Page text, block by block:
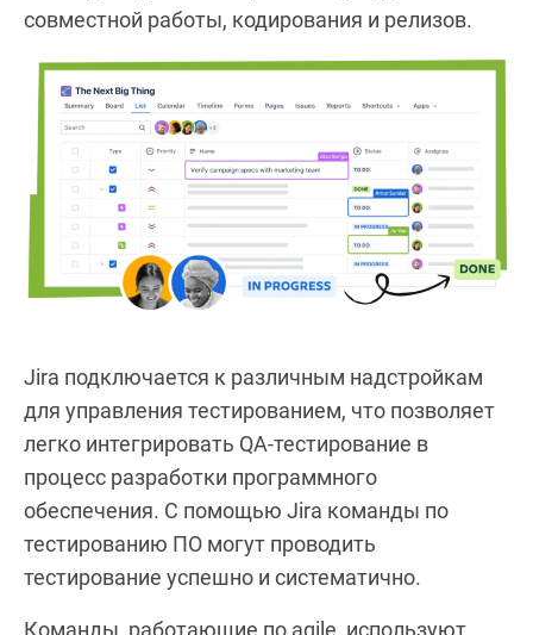
совместной работы, кодирования и релизов.
Jira подключается к различным надстройкам
для управления тестированием, что позволяет
легко интегрировать QA-тестирование в
процесс разработки программного
обеспечения. С помощью Jira команды по
тестированию ПО могут проводить
тестирование успешно и систематично.
Команды, работающие по agile, используют